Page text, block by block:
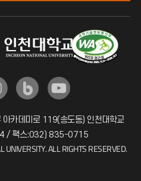
카데미로 119(송도동) 인천대학교
/ 팩스:032) 835-0715
ALL RIGHTS RESERVED.